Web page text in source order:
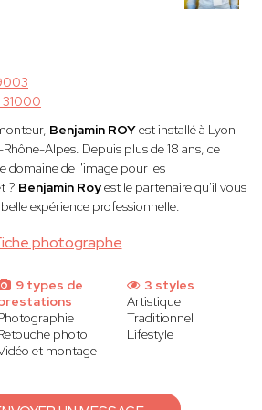
photographe
31000
Benjamin ROYest installé à Lyon
Alpes. Depuis plus de 18 ans, ce
domaine de l'image pour les
? Benjamin Royest le partenaire qu'il vous
expérience professionnelle.
9 types de
photo
et montage
3 styles
Artistique
Traditionnel
Lifestyle